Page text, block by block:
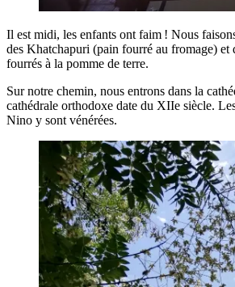
Il est midi, les enfants ont faim ! Nous
des Khatchapuri (pain fourré au fromage) et
fourrés à la pomme de terre.
Sur notre chemin, nous entrons dans la
cathédrale orthodoxe date du XIIe siècle.
Nino y sont vénérées.